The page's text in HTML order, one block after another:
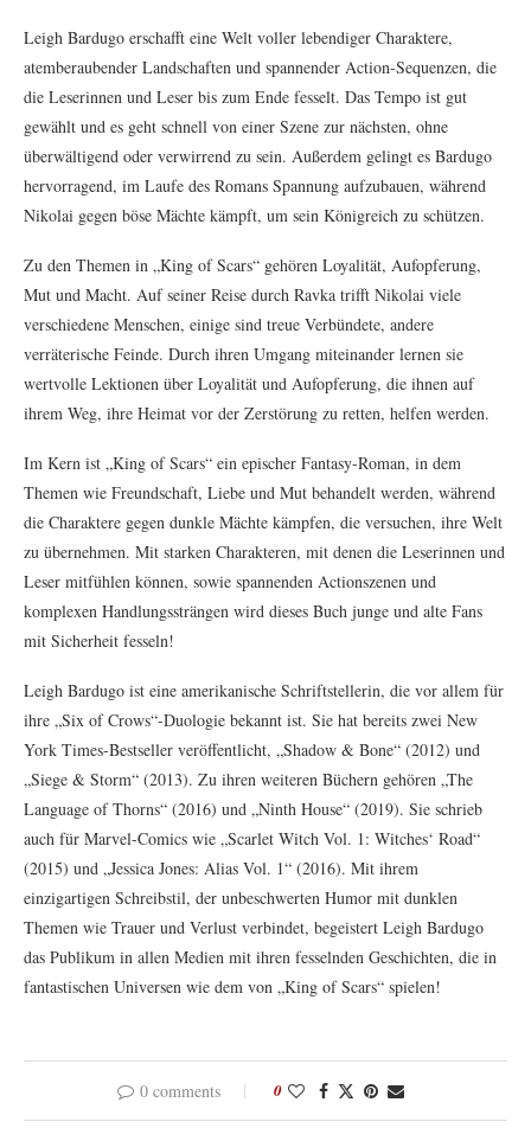
Leigh Bardugo erschafft eine Welt voller lebendiger Charaktere,
atemberaubender Landschaften und spannender Action-Sequenzen, die
die Leserinnen und Leser bis zum Ende fesselt. Das Tempo ist gut
gewählt und es geht schnell von einer Szene zur nächsten, ohne
überwältigend oder verwirrend zu sein. Außerdem gelingt es Bardugo
hervorragend, im Laufe des Romans Spannung aufzubauen, während
Nikolai gegen böse Mächte kämpft, um sein Königreich zu schützen.
Zu den Themen in „King of Scars“ gehören Loyalität, Aufopferung,
Mut und Macht. Auf seiner Reise durch Ravka trifft Nikolai viele
verschiedene Menschen, einige sind treue Verbündete, andere
verräterische Feinde. Durch ihren Umgang miteinander lernen sie
wertvolle Lektionen über Loyalität und Aufopferung, die ihnen auf
ihrem Weg, ihre Heimat vor der Zerstörung zu retten, helfen werden.
Im Kern ist „King of Scars“ ein epischer Fantasy-Roman, in dem
Themen wie Freundschaft, Liebe und Mut behandelt werden, während
die Charaktere gegen dunkle Mächte kämpfen, die versuchen, ihre Welt
zu übernehmen. Mit starken Charakteren, mit denen die Leserinnen und
Leser mitfühlen können, sowie spannenden Actionszenen und
komplexen Handlungssträngen wird dieses Buch junge und alte Fans
mit Sicherheit fesseln!
Leigh Bardugo ist eine amerikanische Schriftstellerin, die vor allem für
ihre „Six of Crows“-Duologie bekannt ist. Sie hat bereits zwei New
York Times-Bestseller veröffentlicht, „Shadow & Bone“ (2012) und
„Siege & Storm“ (2013). Zu ihren weiteren Büchern gehören „The
Language of Thorns“ (2016) und „Ninth House“ (2019). Sie schrieb
auch für Marvel-Comics wie „Scarlet Witch Vol. 1: Witches‘ Road“
(2015) und „Jessica Jones: Alias Vol. 1“ (2016). Mit ihrem
einzigartigen Schreibstil, der unbeschwerten Humor mit dunklen
Themen wie Trauer und Verlust verbindet, begeistert Leigh Bardugo
das Publikum in allen Medien mit ihren fesselnden Geschichten, die in
fantastischen Universen wie dem von „King of Scars“ spielen!
0 comments 0